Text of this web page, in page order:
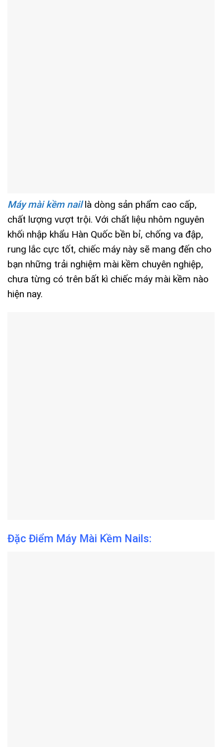
Máy mài kềm naillà dòng sản phẩm cao cấp,
chất lượng vượt trội. Với chất liệu nhôm nguyên
khối nhập khẩu Hàn Quốc bền bỉ, chống va đập,
rung lắc cực tốt, chiếc máy này sẽ mang đến cho
bạn những trải nghiệm mài kềm chuyên nghiệp,
chưa từng có trên bất kì chiếc máy mài kềm nào
hiện nay.
Đặc Điểm Máy Mài Kềm Nails: